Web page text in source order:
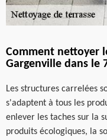
Comment nettoyer
Gargenville dans le
Les structures carrelées
s'adaptent à tous les
enlever les taches sur la
produits écologiques, la